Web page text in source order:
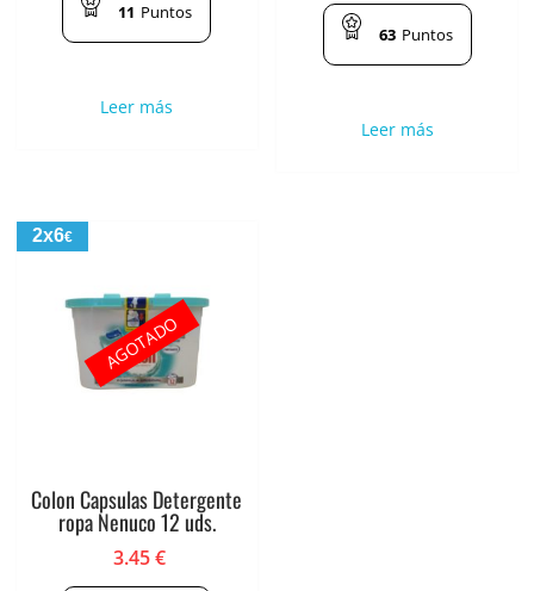
11 Puntos
Leer más
63 Puntos
Leer más
2x6€
Colon Capsulas Detergente
ropa Nenuco 12 uds.
3.45€
AGOTADO